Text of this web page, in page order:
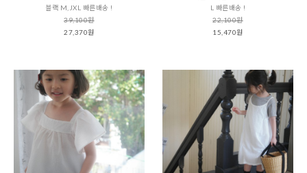
블랙 M,JXL 빠른배송 !
39,100원
27,370원
L 빠른배송 !
22,100원
15,470원